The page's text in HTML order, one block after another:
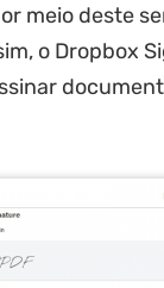
meio deste
o Dropbox